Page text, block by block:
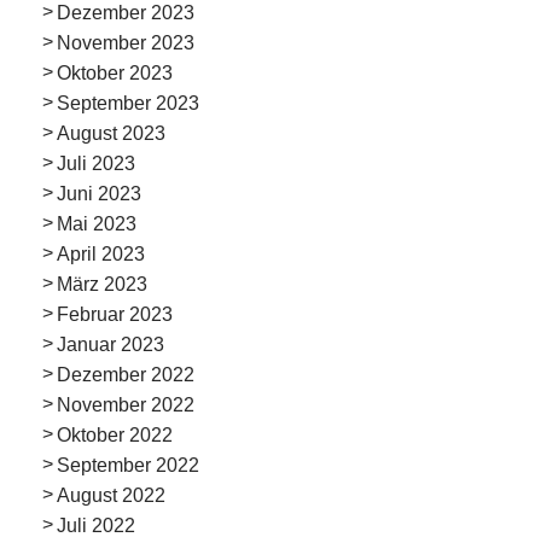
Dezember 2023
November 2023
Oktober 2023
September 2023
August 2023
Juli 2023
Juni 2023
Mai 2023
April 2023
März 2023
Februar 2023
Januar 2023
Dezember 2022
November 2022
Oktober 2022
September 2022
August 2022
Juli 2022